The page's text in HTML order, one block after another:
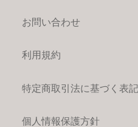
お問い合わせ
利用規約
特定商取引法に基づく表記
個人情報保護方針